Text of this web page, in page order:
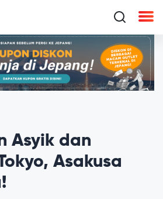
Asyik dan
Asakusa